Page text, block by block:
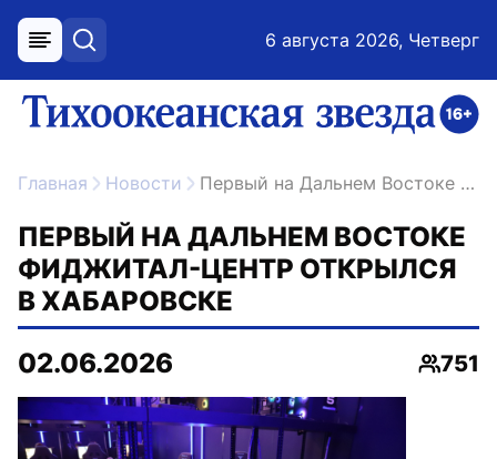
меню поиск 6 августа 2026, Четверг
ссылка на главную
Главная Новости Первый на Дальнем Востоке фиджитал-центр открылся в Хабаровске
ПЕРВЫЙ НА ДАЛЬНЕМ ВОСТОКЕ
ФИДЖИТАЛ-ЦЕНТР ОТКРЫЛСЯ
В ХАБАРОВСКЕ
02.06.2026
751